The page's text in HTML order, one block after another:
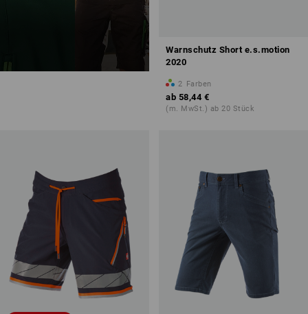
Warnschutz Short e.s.motion
2020
2 Farben
ab 58,44 €
(m. MwSt.) ab 20 Stück